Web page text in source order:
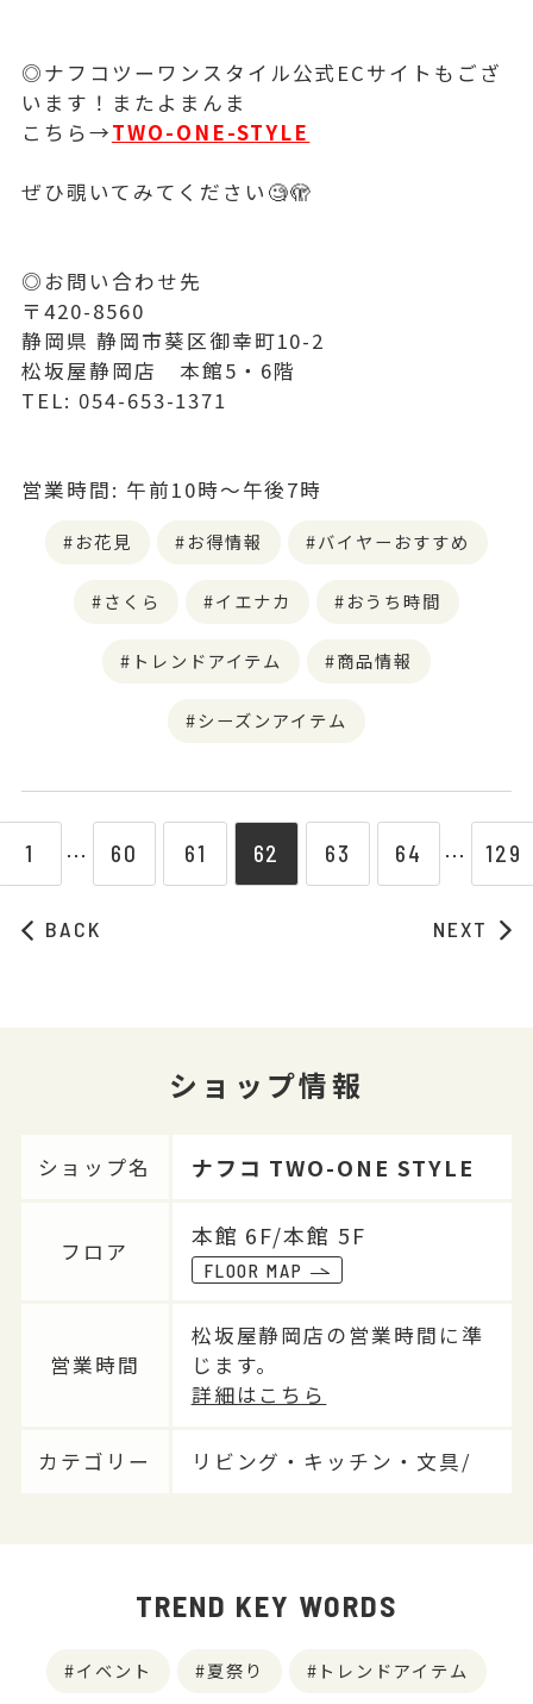
◎ナフコツーワンスタイル公式ECサイトもござ
います！またよまんま
こちら→TWO-ONE-STYLE
ぜひ覗いてみてください🧐🫣
◎お問い合わせ先
〒420-8560
静岡県 静岡市葵区御幸町10-2
松坂屋静岡店 本館5・6階
TEL: 054-653-1371
営業時間: 午前10時〜午後7時
お花見 お得情報 バイヤーおすすめ
さくら イエナカ おうち時間
トレンドアイテム 商品情報
シーズンアイテム
BACK
1 ⋯ 60 61 62 63 64 ⋯ 129
NEXT
ショップ情報
ショップ名 ナフコ TWO-ONE STYLE
フロア
本館 6F/本館 5F
FLOOR MAP
営業時間
松坂屋静岡店の営業時間に準
じます。
詳細はこちら
カテゴリー リビング・キッチン・文具/
TREND KEY WORDS
イベント 夏祭り トレンドアイテム